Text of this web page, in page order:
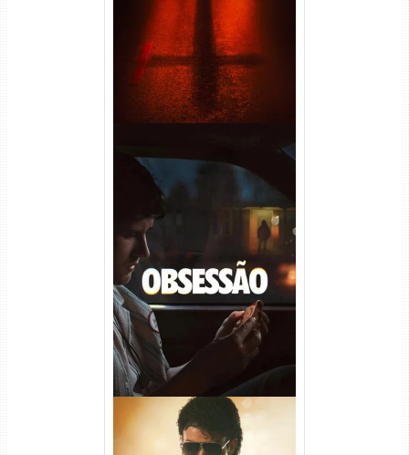
Obsessão Torrent (2026)
WEB-DL 1080p/4K Dual
Áudio